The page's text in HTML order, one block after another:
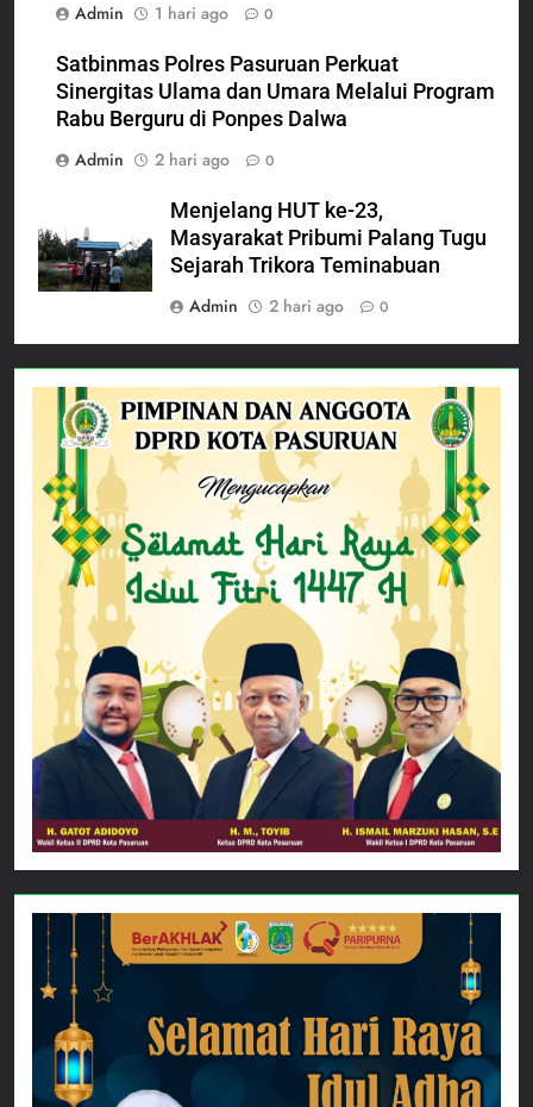
Admin
1 hari ago 0
Satbinmas Polres Pasuruan Perkuat
Sinergitas Ulama dan Umara Melalui Program
Rabu Berguru di Ponpes Dalwa
Admin
2 hari ago 0
Menjelang HUT ke-23,
Masyarakat Pribumi Palang Tugu
Sejarah Trikora Teminabuan
Admin
2 hari ago 0